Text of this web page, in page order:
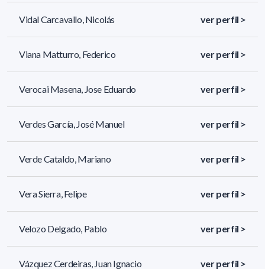
Vidal Carcavallo, Nicolás ver perfil >
Viana Matturro, Federico ver perfil >
Verocai Masena, Jose Eduardo ver perfil >
Verdes García, José Manuel ver perfil >
Verde Cataldo, Mariano ver perfil >
Vera Sierra, Felipe ver perfil >
Velozo Delgado, Pablo ver perfil >
Vázquez Cerdeiras, Juan Ignacio ver perfil >